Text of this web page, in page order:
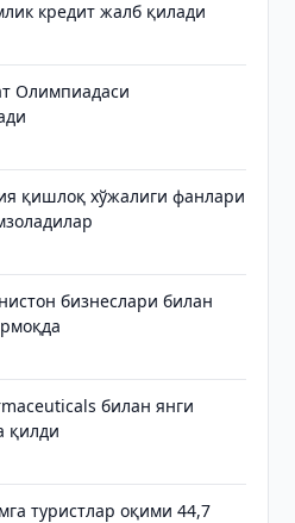
кредит жалб қилади
Олимпиадаси
қишлоқ хўжалиги фанлари
бизнеслари билан
билан янги
қилди
туристлар оқими 44,7